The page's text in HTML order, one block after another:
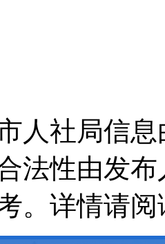
人社局信
法性由发
。详情请